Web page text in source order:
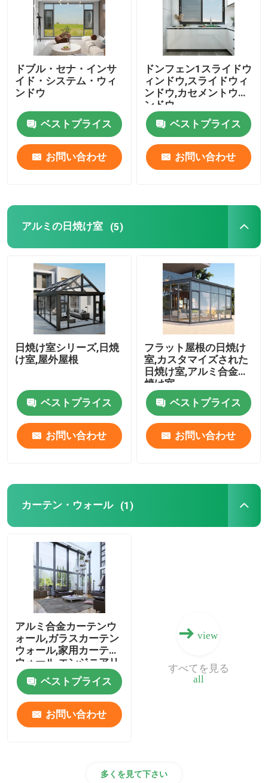
家
プロダクト
私達について
工場旅行
品質管理
接触米国
ブログ
引用を要求しなさい
アルミニウム ドア
アルミ窓
アルミの日焼け室
カーテン・ウォール
ドブル・セナ・インサ
イド・システム・ウィ
ンドウ
ベストプライス
お問い合わせ
ドンフェン1スライドウ
ィンドウ,スライドウィ
ンドウ,カセメントウィ
ンドウ
ベストプライス
お問い合わせ
アルミの日焼け室 (5)
日焼け室シリーズ,日焼
け室,屋外屋根
ベストプライス
お問い合わせ
フラット屋根の日焼け
室,カスタマイズされた
日焼け室,アルミ合金日
焼け室
ベストプライス
お問い合わせ
カーテン・ウォール (1)
アルミ合金カーテンウ
ォール,ガラスカーテン
ウォール,家用カーテン
ウォール,エンジニアリ
ングカーテンウォール,
高級カーテンウォール
ベストプライス
お問い合わせ
view
all
すべてを見る
多くを見て下さい